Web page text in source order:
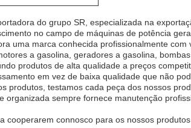
do grupo SR, especializada na
no campo de máquinas de potência
uma marca conhecida profissionalmente com
a gasolina, geradores a gasolina,
produtos de alta qualidade a preços
em vez de baixa qualidade que não
produtos, testamos cada peça dos nossos
sempre fornece manutenção
connosco para os nossos